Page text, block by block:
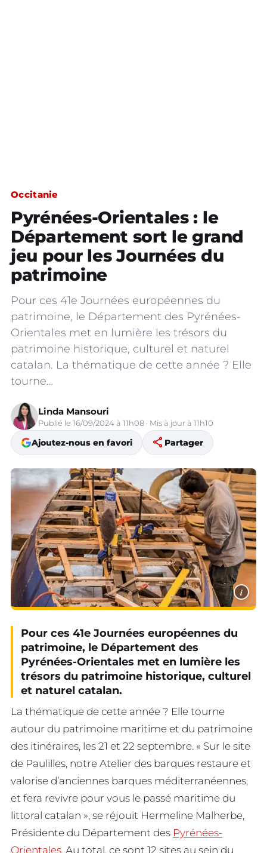
Occitanie
Pyrénées-Orientales : le
Département sort le grand
jeu pour les Journées du
patrimoine
Pour ces 41e Journées européennes du
patrimoine, le Département des Pyrénées-
Orientales met en lumière les trésors du
patrimoine historique, culturel et naturel
catalan. La thématique de cette année ? Elle
tourne…
Linda Mansouri
Publié le 16/09/2024 à 11h08 · Mis à jour à 11h10
Ajoutez-nous en favori share Partager
i
Pour ces 41e Journées européennes du
patrimoine, le Département des
Pyrénées-Orientales met en lumière les
trésors du patrimoine historique, culturel
et naturel catalan.
La thématique de cette année ? Elle tourne
autour du patrimoine maritime et du patrimoine
des itinéraires, les 21 et 22 septembre. « Sur le site
de Paulilles, notre Atelier des barques restaure et
valorise d’anciennes barques méditerranéennes,
et fera revivre pour vous le passé maritime du
littoral catalan », se réjouit Hermeline Malherbe,
Présidente du Département des Pyrénées-
Orientales. Au total, ce sont 12 sites au sein du